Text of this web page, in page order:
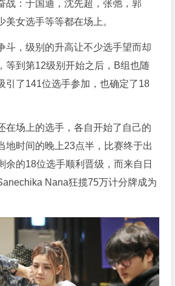
战：于国迪，沈先超，张弛，郭
美女选手等等都在场上。
斗，级别的升高让不少选手望而却
等到第12级别开始之后，B组也随
引了141位选手参加，也确定了18
在场上的选手，各自开始了自己的
地时间的晚上23点半，比赛终于出
余的18位选手顺利晋级，而来自日
Nana狂揽75万计分牌成为